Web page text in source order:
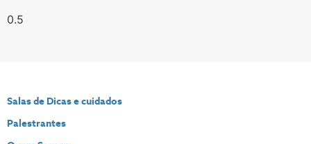
Salas de Dicas e cuidados
Palestrantes